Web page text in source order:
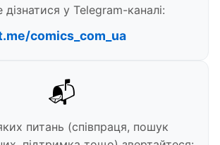
у Telegram-каналі:
comics_com_ua
📬
питань (співпраця, пошук